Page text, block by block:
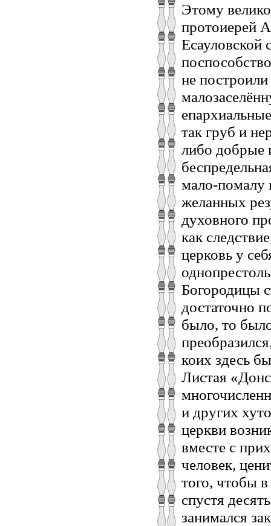
Этому
протоиерей
Есауловской
не
так груб и
либо добрые
мало-помалу
желанных
духовного
как
церковь у
Богородицы
достаточно
было, то
коих здесь
Листая
и других
церкви
вместе с
человек,
того, чтобы
спустя
занимался